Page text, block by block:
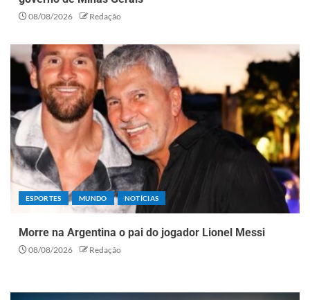
08/08/2026 Redação
ESPORTES MUNDO NOTÍCIAS
Morre na Argentina o pai do jogador Lionel Messi
08/08/2026 Redação